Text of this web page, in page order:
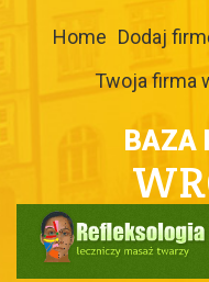
Home Dodaj
Twoja firma
BAZA